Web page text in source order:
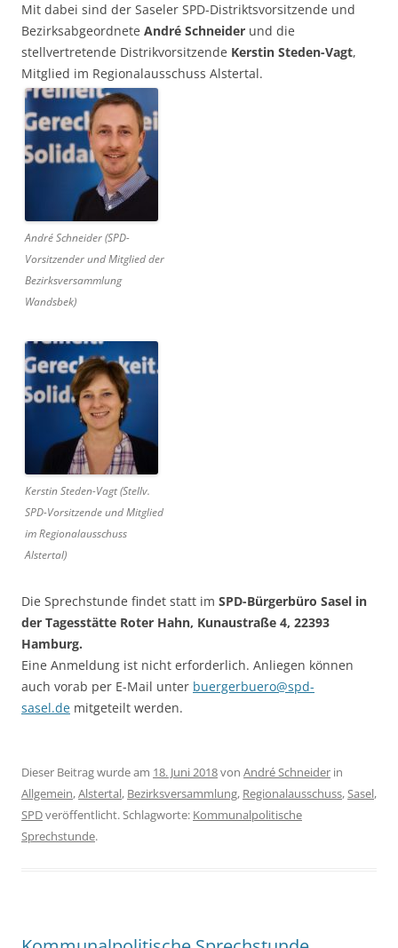
Mit dabei sind der Saseler SPD-Distriktsvorsitzende und
Bezirksabgeordnete André Schneider und die
stellvertretende Distrikvorsitzende Kerstin Steden-Vagt,
Mitglied im Regionalausschuss Alstertal.
André Schneider (SPD-
Vorsitzender und Mitglied der
Bezirksversammlung
Wandsbek)
Kerstin Steden-Vagt (Stellv.
SPD-Vorsitzende und Mitglied
im Regionalausschuss
Alstertal)
Die Sprechstunde findet statt im SPD-Bürgerbüro Sasel in
der Tagesstätte Roter Hahn, Kunaustraße 4, 22393
Hamburg.
Eine Anmeldung ist nicht erforderlich. Anliegen können
auch vorab per E-Mail unter buergerbuero@spd-
sasel.de mitgeteilt werden.
Dieser Beitrag wurde am 18. Juni 2018von André Schneider in
Allgemein,Alstertal, Bezirksversammlung, Regionalausschuss,Sasel,
SPDveröffentlicht. Schlagworte: Kommunalpolitische
Sprechstunde.